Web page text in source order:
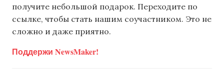
получите небольшой подарок. Переходите по
ссылке, чтобы стать нашим соучастником. Это не
сложно и даже приятно.
Поддержи NewsMaker!